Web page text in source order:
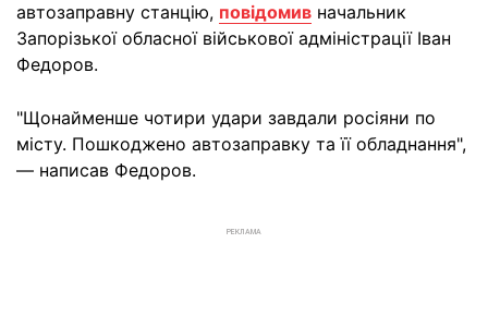
автозаправну станцію, повідомив начальник
Запорізької обласної військової адміністрації Іван
Федоров.
"Щонайменше чотири удари завдали росіяни по
місту. Пошкоджено автозаправку та її обладнання",
— написав Федоров.
РЕКЛАМА